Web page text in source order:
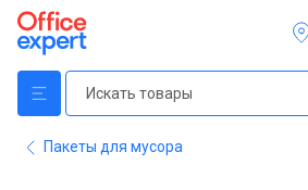
Пакеты для мусора